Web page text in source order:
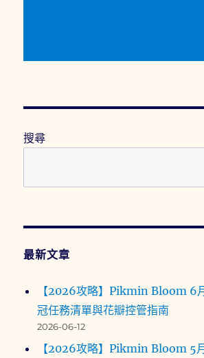
搜尋
最新文章
【2026攻略】Pikmin Bloom 6
冠任務清單與花瓣控管指南
2026-06-12
【2026攻略】Pikmin Bloom 5